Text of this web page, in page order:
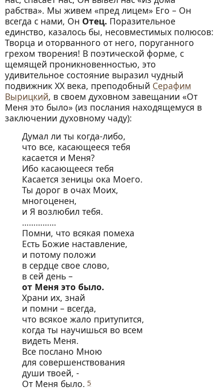
рабства». Мы живем «пред лицем» Его – Он
всегда с нами, Он Отец. Поразительное
единство, казалось бы, несовместимых полюсов:
Творца и оторванного от него, поруганного
грехом творения! В поэтической форме, с
щемящей проникновенностью, это
удивительное состояние выразил чудный
подвижник ХХ века, преподобный Серафим
Вырицкий, в своем духовном завещании «От
Меня это было» (из послания находящемуся в
заключении духовному чаду):
Думал ли ты когда-либо,
что все, касающееся тебя
касается и Меня?
Ибо касающееся тебя
Касается зеницы ока Моего.
Ты дорог в очах Моих,
многоценен,
и Я возлюбил тебя.
……………
Помни, что всякая помеха
Есть Божие наставление,
и потому положи
в сердце свое слово,
в сей день –
от Меня это было.
Храни их, знай
и помни – всегда,
что всякое жало притупится,
когда ты научишься во всем
видеть Меня.
Все послано Мною
для совершенствования
души твоей, -
От Меня было. 5